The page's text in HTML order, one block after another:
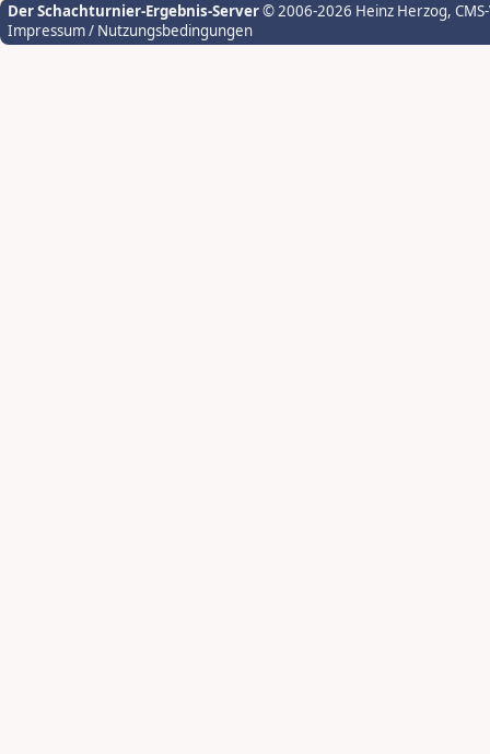
Der Schachturnier-Ergebnis-Server© 2006-2026 Heinz Herzog,
Impressum / Nutzungsbedingungen